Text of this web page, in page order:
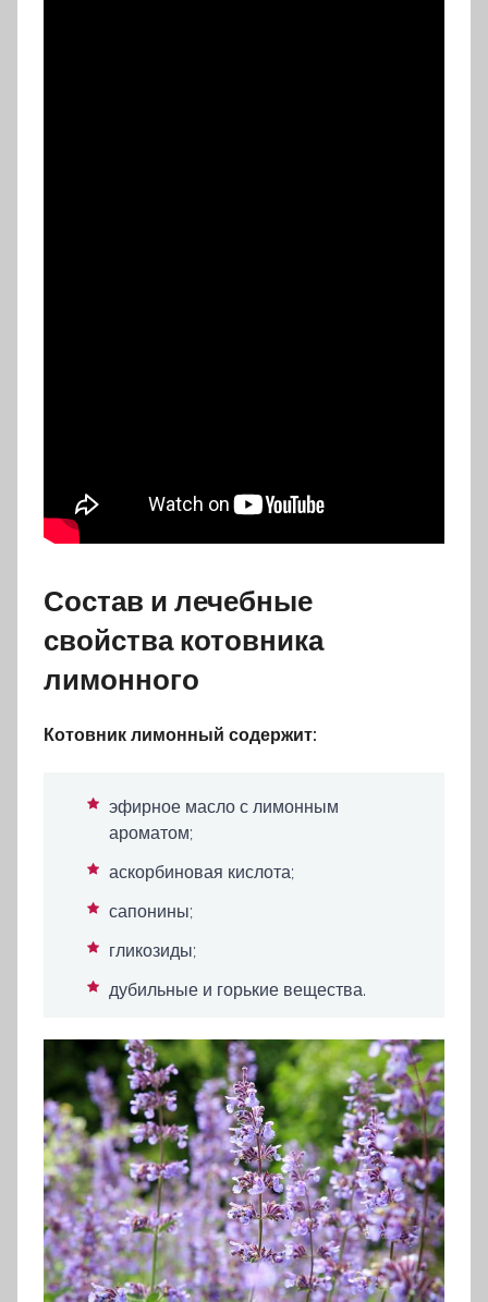
Состав и лечебные
свойства котовника
лимонного
Котовник лимонный содержит:
эфирное масло с лимонным
ароматом;
аскорбиновая кислота;
сапонины;
гликозиды;
дубильные и горькие вещества.